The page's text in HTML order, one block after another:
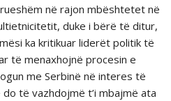
në rajon mbështetet në
duke i bёrё tё ditur,
ka kritikuar liderët politik tё
të menaxhojnë procesin e
me Serbinë në interes të
të vazhdojmë t’i mbajmë ata